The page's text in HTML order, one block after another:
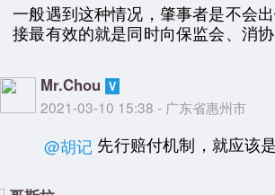
一般遇到这种情况，肇事者是不会
接最有效的就是同时向保监会、消
Mr.Chou
2021-03-10 15:38 - 广东省惠州市
@胡记 先行赔付机制，就应该